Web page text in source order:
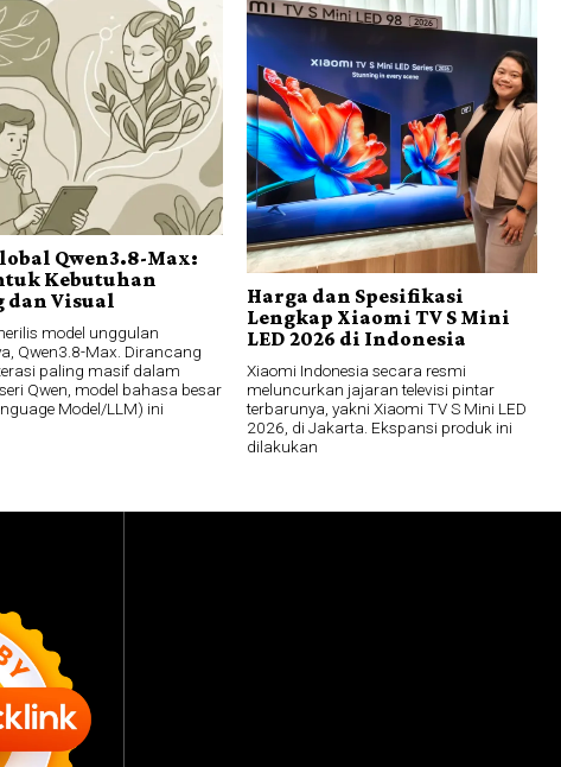
Qwen3.8-Max:
Kebutuhan
dan Visual
model unggulan
Qwen3.8-Max. Dirancang
paling masif dalam
Qwen, model bahasa besar
Model/LLM) ini
Harga dan Spesifikasi
Lengkap Xiaomi TV S Mini
LED 2026 di Indonesia
Xiaomi Indonesia secara resmi
meluncurkan jajaran televisi pintar
terbarunya, yakni Xiaomi TV S Mini LED
2026, di Jakarta. Ekspansi produk ini
dilakukan